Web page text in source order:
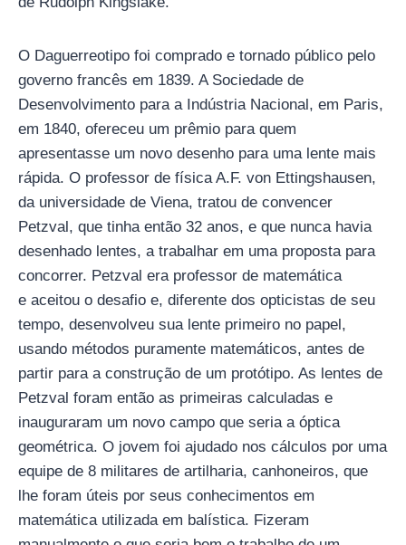
O Daguerreotipo foi comprado e tornado público pelo
governo francês em 1839. A Sociedade de
Desenvolvimento para a Indústria Nacional, em Paris,
em 1840, ofereceu um prêmio para quem
apresentasse um novo desenho para uma lente mais
rápida. O professor de física A.F. von Ettingshausen,
da universidade de Viena, tratou de convencer
Petzval, que tinha então 32 anos, e que nunca havia
desenhado lentes, a trabalhar em uma proposta para
concorrer. Petzval era professor de matemática
e aceitou o desafio e, diferente dos opticistas de seu
tempo, desenvolveu sua lente primeiro no papel,
usando métodos puramente matemáticos, antes de
partir para a construção de um protótipo. As lentes de
Petzval foram então as primeiras calculadas e
inauguraram um novo campo que seria a óptica
geométrica. O jovem foi ajudado nos cálculos por uma
equipe de 8 militares de artilharia, canhoneiros, que
lhe foram úteis por seus conhecimentos em
matemática utilizada em balística. Fizeram